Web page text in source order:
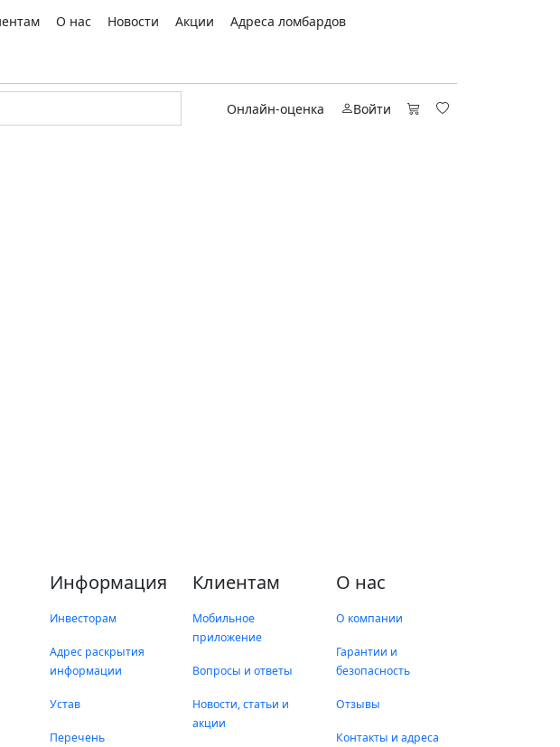
О нас Новости Акции
Адреса ломбардов
Онлайн-оценка Войти
Информация
Инвесторам
Адрес раскрытия
информации
Устав
Перечень
Клиентам
Мобильное
приложение
Вопросы и ответы
Новости, статьи и
акции
О нас
О компании
Гарантии и
безопасность
Отзывы
Контакты и адреса